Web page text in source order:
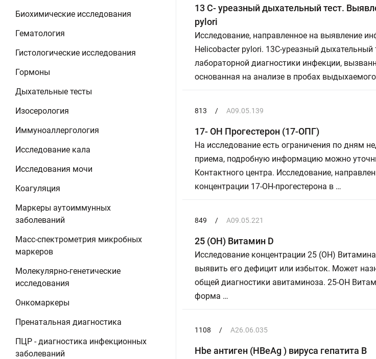
Биохимические исследования
Гематология
Гистологические исследования
Гормоны
Дыхательные тесты
Изосерология
Иммуноаллергология
Исследование кала
Исследования мочи
Коагуляция
Маркеры аутоиммунных
заболеваний
Масс-спектрометрия микробных
маркеров
Молекулярно-генетические
исследования
Онкомаркеры
Пренатальная диагностика
ПЦР - диагностика инфекционных
заболеваний
13 С- уреазный дыхательный тест.
pylori
Исследование, направленное на выявление
Helicobacter pylori. 13С-уреазный дыхательный
лабораторной диагностики инфекции,
основанная на анализе в пробах
813 / A09.05.139
17- ОН Прогестерон (17-ОПГ)
На исследование есть ограничения по дням
приема, подробную информацию можно
Контактного центра. Исследование,
концентрации 17-ОН-прогестерона в …
849 / A09.05.221
25 (ОН) Витамин D
Исследование концентрации 25 (ОН)
выявить его дефицит или избыток. Может
общей диагностики авитаминоза. 25-OH
форма …
1108 / A26.06.035
Hbe антиген (HBeAg ) вируса гепатита В